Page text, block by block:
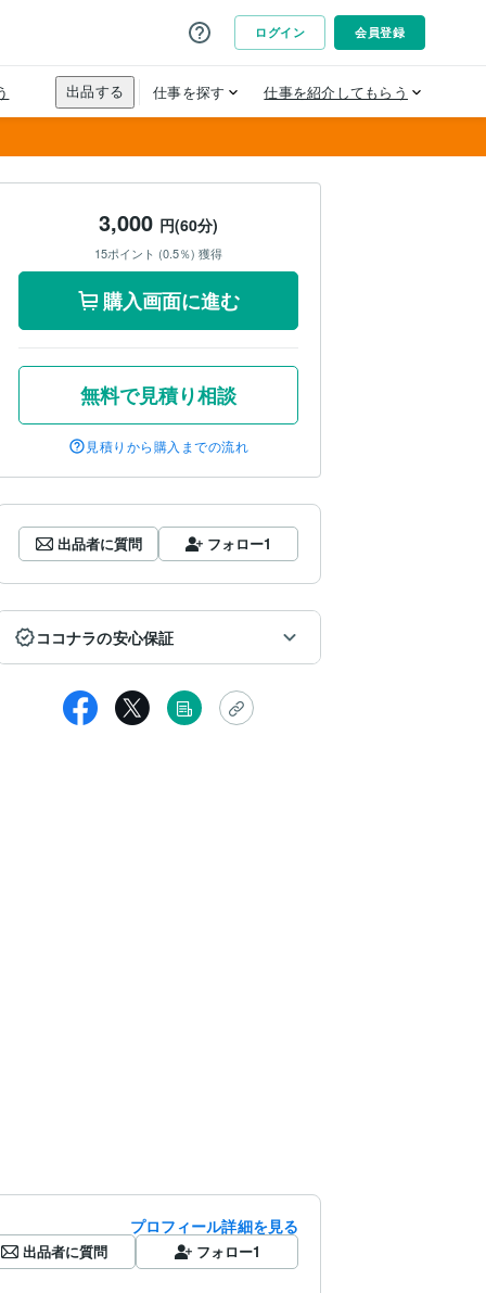
3,000 円(60分)
15ポイント (0.5％) 獲得
購入画面に進む
無料で見積り相談
見積りから購入までの流れ
出品者に質問 フォロー1
ココナラの安心保証
プロフィール詳細を見る
出品者に質問 フォロー1